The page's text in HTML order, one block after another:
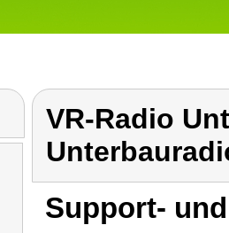
VR-Radio
Support-